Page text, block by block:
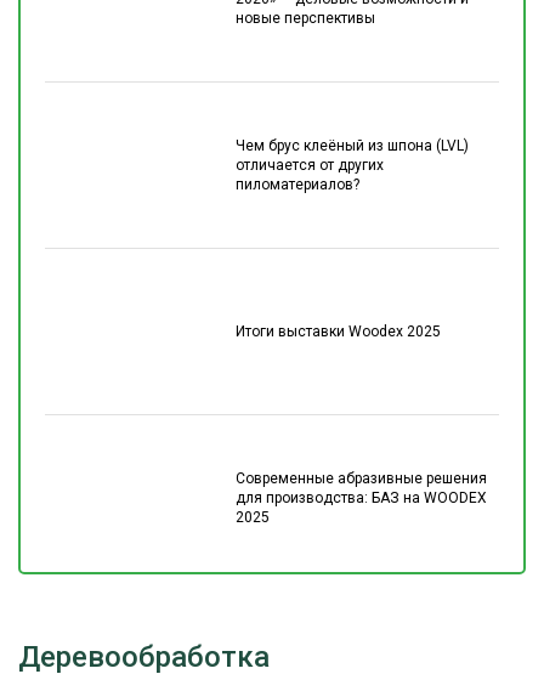
новые перспективы
Чем брус клеёный из шпона (LVL)
отличается от других
пиломатериалов?
Итоги выставки Woodex 2025
Современные абразивные решения
для производства: БАЗ на WOODEX
2025
Деревообработка